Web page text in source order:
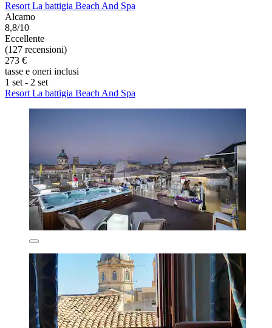
Resort La battigia Beach And Spa
Alcamo
8,8/10
Eccellente
(127 recensioni)
273 €
tasse e oneri inclusi
1 set - 2 set
Resort La battigia Beach And Spa